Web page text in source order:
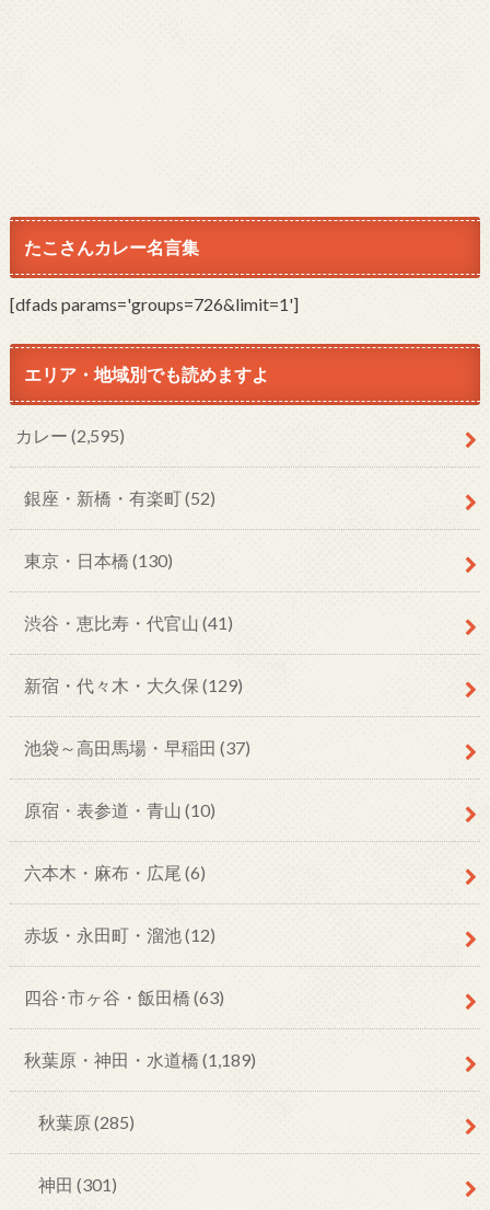
たこさんカレー名言集
[dfads params='groups=726&limit=1']
エリア・地域別でも読めますよ
カレー (2,595)
銀座・新橋・有楽町(52)
東京・日本橋 (130)
渋谷・恵比寿・代官山 (41)
新宿・代々木・大久保 (129)
池袋～高田馬場・早稲田 (37)
原宿・表参道・青山 (10)
六本木・麻布・広尾 (6)
赤坂・永田町・溜池(12)
四谷･市ヶ谷・飯田橋 (63)
秋葉原・神田・水道橋 (1,189)
秋葉原(285)
神田 (301)